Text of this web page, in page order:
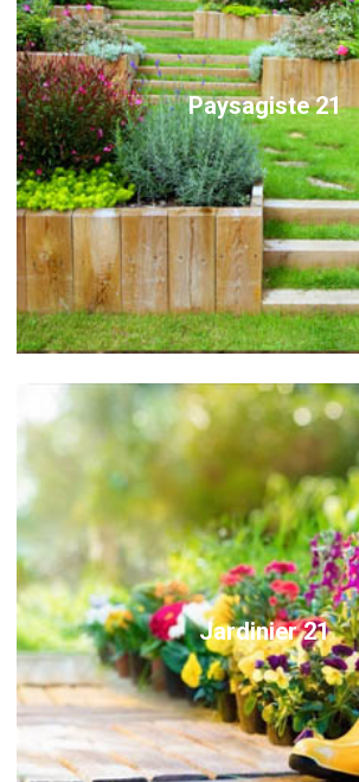
Paysagiste 21
Jardinier 21